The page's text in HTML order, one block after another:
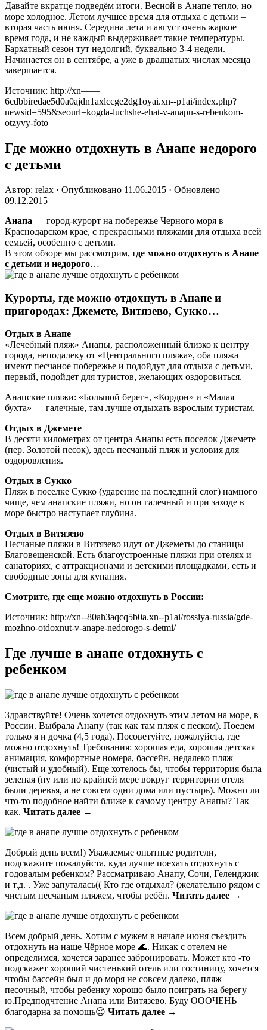
Давайте вкратце подведём итоги. Весной в Анапе тепло, но
море холодное. Летом лучшее время для отдыха с детьми –
вторая часть июня. Середина лета и август очень жаркое
время года, и не каждый выдерживает такие температуры.
Бархатный сезон тут недолгий, буквально 3-4 недели.
Начинается он в сентябре, а уже в двадцатых числах месяца
завершается.
Источник: http://xn——
6cdbbiredae5d0a0ajdn1axlccge2dg1oyai.xn--p1ai/index.php?
newsid=595&seourl=kogda-luchshe-ehat-v-anapu-s-rebenkom-
otzyvy-foto
Где можно отдохнуть в Анапе недорого
с детьми
Автор: relax · Опубликовано 11.06.2015 · Обновлено
09.12.2015
Анапа — город-курорт на побережье Черного моря в
Краснодарском крае, с прекрасными пляжами для отдыха всей
семьей, особенно с детьми.
В этом обзоре мы рассмотрим, где можно отдохнуть в Анапе
с детьми и недорого…
Курорты, где можно отдохнуть в Анапе и
пригородах: Джемете, Витязево, Сукко…
Отдых в Анапе
«Лечебный пляж» Анапы, расположенный близко к центру
города, неподалеку от «Центрального пляжа», оба пляжа
имеют песчаное побережье и подойдут для отдыха с детьми,
первый, подойдет для туристов, желающих оздоровиться.
Анапские пляжи: «Большой берег», «Кордон» и «Малая
бухта» — галечные, там лучше отдыхать взрослым туристам.
Отдых в Джемете
В десяти километрах от центра Анапы есть поселок Джемете
(пер. Золотой песок), здесь песчаный пляж и условия для
оздоровления.
Отдых в Сукко
Пляж в поселке Сукко (ударение на последний слог) намного
чище, чем анапские пляжи, но он галечный и при заходе в
море быстро наступает глубина.
Отдых в Витязево
Песчаные пляжи в Витязево идут от Джеметы до станицы
Благовещенской. Есть благоустроенные пляжи при отелях и
санаториях, с аттракционами и детскими площадками, есть и
свободные зоны для купания.
Смотрите, где еще можно отдохнуть в России:
Источник: http://xn--80ah3aqcq5b0a.xn--p1ai/rossiya-russia/gde-
mozhno-otdoxnut-v-anape-nedorogo-s-detmi/
Где лучше в анапе отдохнуть с
ребенком
Здравствуйте! Очень хочется отдохнуть этим летом на море, в
России. Выбрала Анапу (так как там пляж с песком). Поедем
только я и дочка (4,5 года). Посоветуйте, пожалуйста, где
можно отдохнуть! Требования: хорошая еда, хорошая детская
анимация, комфортные номера, бассейн, недалеко пляж
(чистый и удобный). Еще хотелось бы, чтобы территория была
зеленая (ну или по крайней мере вокруг территории отеля
были деревья, а не совсем одни дома или пустырь). Можно ли
что-то подобное найти ближе к самому центру Анапы? Так
как. Читать далее →
Добрый день всем!) Уважаемые опытные родители,
подскажите пожалуйста, куда лучше поехать отдохнуть с
годовалым ребенком? Рассматриваю Анапу, Сочи, Геленджик
и т.д. . Уже запуталась(( Кто где отдыхал? (желательно рядом с
чистым песчаным пляжем, чтобы ребён. Читать далее →
Всем добрый день. Хотим с мужем в начале июня съездить
отдохнуть на наше Чёрное море 🌊. Никак с отелем не
определимся, хочется заранее забронировать. Может кто -то
подскажет хороший чистенький отель или гостиницу, хочется
чтобы бассейн был и до моря не совсем далеко, пляж
песочный, чтобы ребенку хорошо было поиграть на берегу
ю.Предподчтение Анапа или Витязево. Буду ОООЧЕНЬ
благодарна за помощь😉 Читать далее →